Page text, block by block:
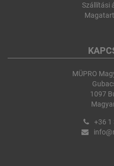
Szállítási
MÜPRO
1097
+36 1